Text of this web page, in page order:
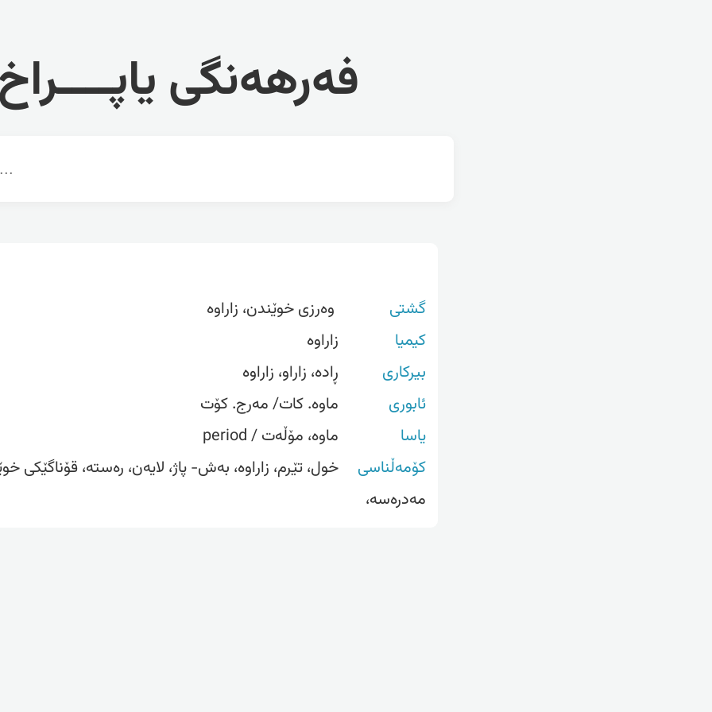
فەرهەنگی
گشتی
‏وەرزی خوێندن، ‏زاراوە‎
کیمیا
زاراوە
بیرکاری
ڕادە، زاراو، زاراوە
ئابوری
ماوە. کات/ مەرج. کۆت
یاسا
ماوە، مۆڵەت / period
کۆمەڵناسی
خول، تێرم، زاراوە، بەش- پاژ، لایەن، رەستە، قۆناگێکی
مەدرەسە،